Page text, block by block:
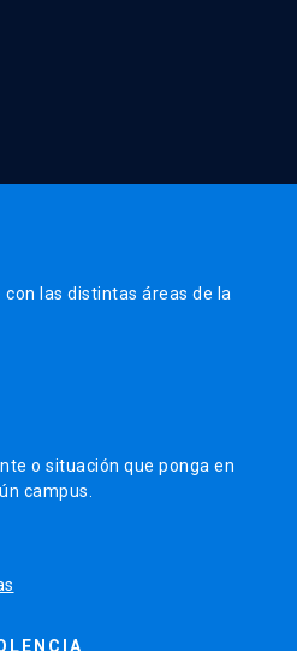
las distintas áreas de la
o situación que ponga en
campus.